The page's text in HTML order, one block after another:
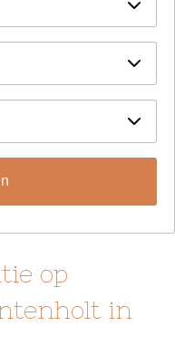
op
in